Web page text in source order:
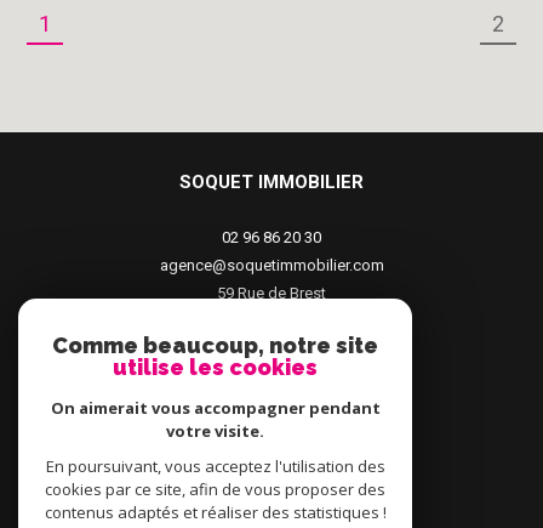
1 2
SOQUET IMMOBILIER
02 96 86 20 30
agence@soquetimmobilier.com
59 Rue de Brest
Comme beaucoup, notre site
utilise les cookies
On aimerait vous accompagner pendant
votre visite.
En poursuivant, vous acceptez l'utilisation des
cookies par ce site, afin de vous proposer des
contenus adaptés et réaliser des statistiques !